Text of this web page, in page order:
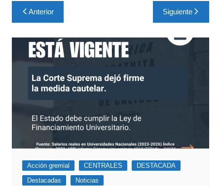
Navegación
de
entradas
Anterior Siguiente
Acción gremial CENTRALES
DESTACADA
Destacadas
Noticias